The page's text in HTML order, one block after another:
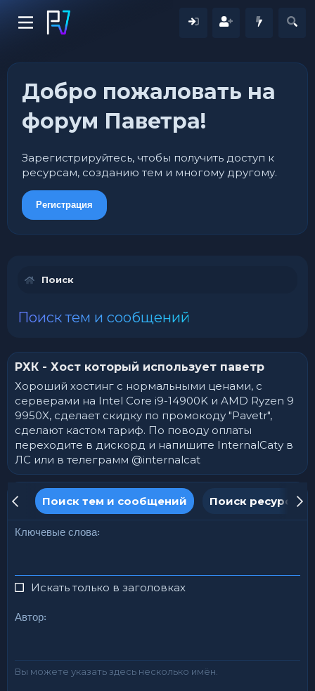
Добро пожаловать на
форум Паветра!
Зарегистрируйтесь, чтобы получить доступ к
ресурсам, созданию тем и многому другому.
Регистрация
Поиск
Поиск тем и сообщений
РХК - Хост который использует паветр
Хороший хостинг с нормальными ценами, с
серверами на Intel Core i9-14900K и AMD Ryzen 9
9950X, сделает скидку по промокоду "Pavetr",
сделают кастом тариф. По поводу оплаты
переходите в дискорд и напишите InternalCatу в
ЛС или в телеграмм @internalcat
Поиск тем и сообщений Поиск ресурсов
Ключевые слова
Искать только в заголовках
Автор
Вы можете указать здесь несколько имён.